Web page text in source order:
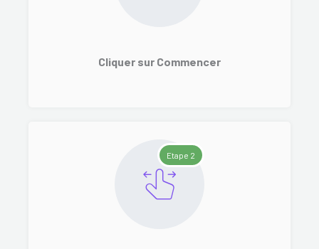
Cliquer sur Commencer
Etape 2